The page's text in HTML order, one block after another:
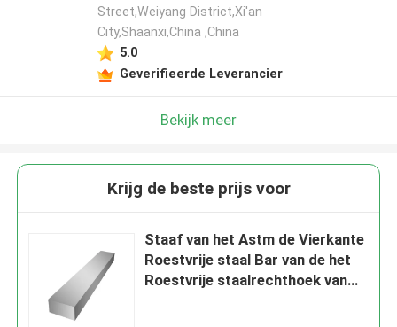
Street,Weiyang District,Xi'an
City,Shaanxi,China ,China
5.0
Geverifieerde Leverancier
Bekijk meer
Krijg de beste prijs voor
Staaf van het Astm de Vierkante
Roestvrije staal Bar van de het
Roestvrije staalrechthoek van